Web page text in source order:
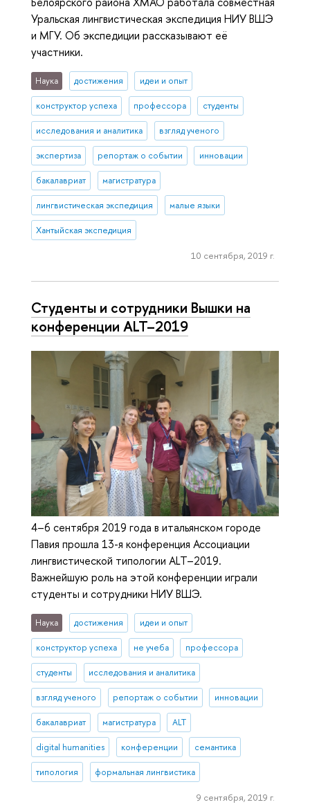
Уральская лингвистическая экспедиция НИУ ВШЭ
и МГУ. Об экспедиции рассказывают её
участники.
Наука достижения идеи и опыт
конструктор успеха профессора студенты
исследования и аналитика взгляд ученого
экспертиза репортаж о событии инновации
бакалавриат магистратура
лингвистическая экспедиция малые языки
Хантыйская экспедиция
10 сентября, 2019 г.
Студенты и сотрудники Вышки на
конференции ALT–2019
4–6 сентября 2019 года в итальянском городе
Павия прошла 13-я конференция Ассоциации
лингвистической типологии ALT–2019.
Важнейшую роль на этой конференции играли
студенты и сотрудники НИУ ВШЭ.
Наука достижения идеи и опыт
конструктор успеха не учеба профессора
студенты исследования и аналитика
взгляд ученого репортаж о событии инновации
бакалавриат магистратура ALT
digital humanities конференции семантика
типология формальная лингвистика
9 сентября, 2019 г.